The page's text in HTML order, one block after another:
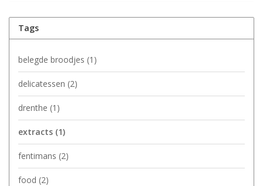
Tags
belegde broodjes (1)
delicatessen (2)
drenthe (1)
extracts (1)
fentimans (2)
food (2)